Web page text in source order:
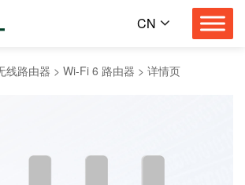
CN
线路由器 > Wi-Fi 6 路由器 > 详情页